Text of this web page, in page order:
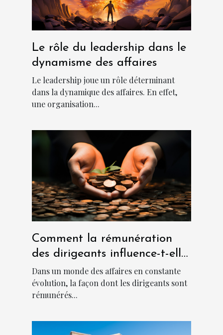
Le rôle du leadership dans le
dynamisme des affaires
Le leadership joue un rôle déterminant
dans la dynamique des affaires. En effet,
une organisation...
Comment la rémunération
des dirigeants influence-t-elle
la culture d'entreprise ?
Dans un monde des affaires en constante
évolution, la façon dont les dirigeants sont
rémunérés...